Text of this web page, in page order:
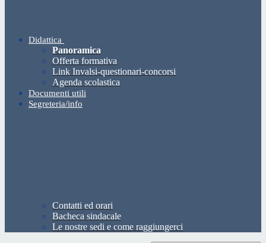
Didattica
Panoramica
Offerta formativa
Link Invalsi-questionari-concorsi
Agenda scolastica
Documenti utili
Segreteria/info
Contatti ed orari
Bacheca sindacale
Le nostre sedi e come raggiungerci